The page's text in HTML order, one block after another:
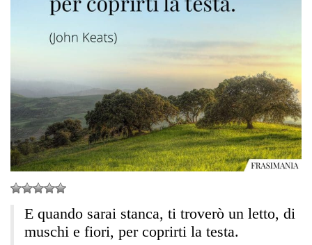
E quando sarai stanca, ti troverò un letto, di
muschi e fiori, per coprirti la testa.